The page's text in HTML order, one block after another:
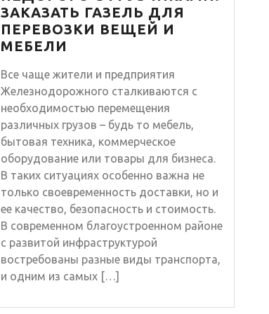
ЗАКАЗАТЬ ГАЗЕЛЬ ДЛЯ
ПЕРЕВОЗКИ ВЕЩЕЙ И
МЕБЕЛИ
Все чаще жители и предприятия
Железнодорожного сталкиваются с
необходимостью перемещения
различных грузов – будь то мебель,
бытовая техника, коммерческое
оборудование или товары для бизнеса.
В таких ситуациях особенно важна не
только своевременность доставки, но и
ее качество, безопасность и стоимость.
В современном благоустроенном районе
с развитой инфраструктурой
востребованы разные виды транспорта,
и одним из самых […]